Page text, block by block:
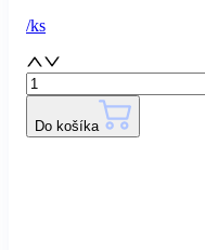
/ks
Do košíka